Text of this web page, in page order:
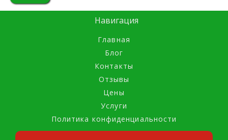
Навигация
Главная
Блог
Контакты
Отзывы
Цены
Услуги
Политика конфиденциальности